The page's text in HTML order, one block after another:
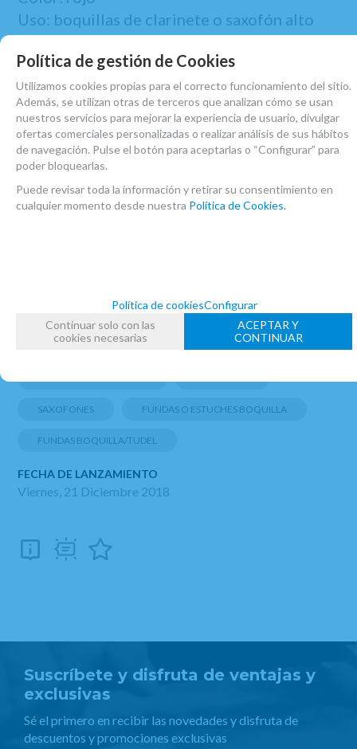
Uso: boquillas de clarinete o saxofón alto
Material: neopreno acolchado
Cierre: cremallera segura
Sujeción: parte trasera para cinturón
Función: protección, transporte y
organización
Modelo: Protec N265RX
FAMILIAS RELACIONADAS
SAXOFONES FUNDAS O ESTUCHES BOQUILLA
FUNDAS BOQUILLA/TUDEL
FECHA DE LANZAMIENTO
Viernes, 21 Diciembre 2018
Suscríbete y disfruta de ventajas y
exclusivas
Sé el primero en recibir las novedades y disfruta de
descuentos y promociones exclusivas
Política de gestión de Cookies
Utilizamos cookies propias para el correcto funcionamiento del sitio.
Además, se utilizan otras de terceros que analizan cómo se usan
nuestros servicios para mejorar la experiencia de usuario, divulgar
ofertas comerciales personalizadas o realizar análisis de sus hábitos
de navegación. Pulse el botón para aceptarlas o “Configurar” para
poder bloquearlas.
Puede revisar toda la información y retirar su consentimiento en
cualquier momento desde nuestra Política de Cookies.
Política de cookiesConfigurar
Continuar solo con las
cookies necesarias
ACEPTAR Y
CONTINUAR